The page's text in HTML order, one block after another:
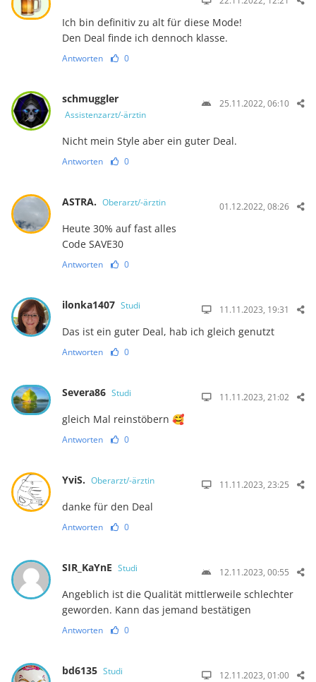
Ich bin definitiv zu alt für diese Mode!
Den Deal finde ich dennoch klasse.
Antworten 0
schmuggler
Assistenzarzt/-ärztin
25.11.2022, 06:10
Nicht mein Style aber ein guter Deal.
Antworten 0
ASTRA. Oberarzt/-ärztin 01.12.2022, 08:26
Heute 30% auf fast alles
Code SAVE30
Antworten 0
ilonka1407 Studi 11.11.2023, 19:31
Das ist ein guter Deal, hab ich gleich genutzt
Antworten 0
Severa86 Studi 11.11.2023, 21:02
gleich Mal reinstöbern 🥰
Antworten 0
YviS. Oberarzt/-ärztin 11.11.2023, 23:25
danke für den Deal
Antworten 0
SIR_KaYnE Studi 12.11.2023, 00:55
Angeblich ist die Qualität mittlerweile schlechter
geworden. Kann das jemand bestätigen
Antworten 0
bd6135 Studi 12.11.2023, 01:00